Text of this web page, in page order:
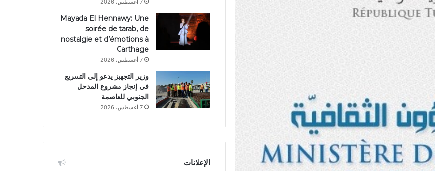
7 أغسطس، 2026
Mayada El Hennawy: Une
soirée de tarab, de
nostalgie et d’émotions à
Carthage
7 أغسطس، 2026
وزير التجهيز يدعو إلى التسريع
في إنجاز مشروع المدخل
الجنوبي للعاصمة
7 أغسطس، 2026
الإعلانات